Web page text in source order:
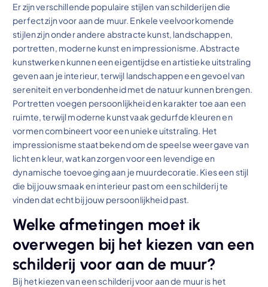
Er zijn verschillende populaire stijlen van schilderijen die
perfect zijn voor aan de muur. Enkele veelvoorkomende
stijlen zijn onder andere abstracte kunst, landschappen,
portretten, moderne kunst en impressionisme. Abstracte
kunstwerken kunnen een eigentijdse en artistieke uitstraling
geven aan je interieur, terwijl landschappen een gevoel van
sereniteit en verbondenheid met de natuur kunnen brengen.
Portretten voegen persoonlijkheid en karakter toe aan een
ruimte, terwijl moderne kunst vaak gedurfde kleuren en
vormen combineert voor een unieke uitstraling. Het
impressionisme staat bekend om de speelse weergave van
licht en kleur, wat kan zorgen voor een levendige en
dynamische toevoeging aan je muurdecoratie. Kies een stijl
die bij jouw smaak en interieur past om een schilderij te
vinden dat echt bij jouw persoonlijkheid past.
Welke afmetingen moet ik
overwegen bij het kiezen van een
schilderij voor aan de muur?
Bij het kiezen van een schilderij voor aan de muur is het